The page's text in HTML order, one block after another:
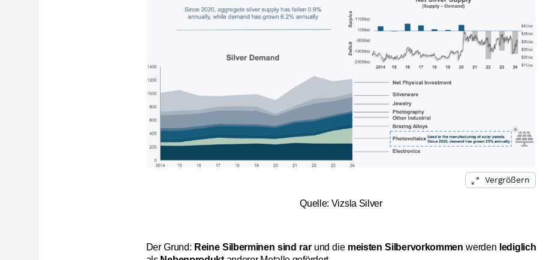
Vergrößern
Quelle: Vizsla Silver
Der Grund: Reine Silberminen sind rarund die meisten Silbervorkommen werden lediglich